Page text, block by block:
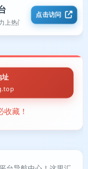
上热门】
点击访问
址
藏！